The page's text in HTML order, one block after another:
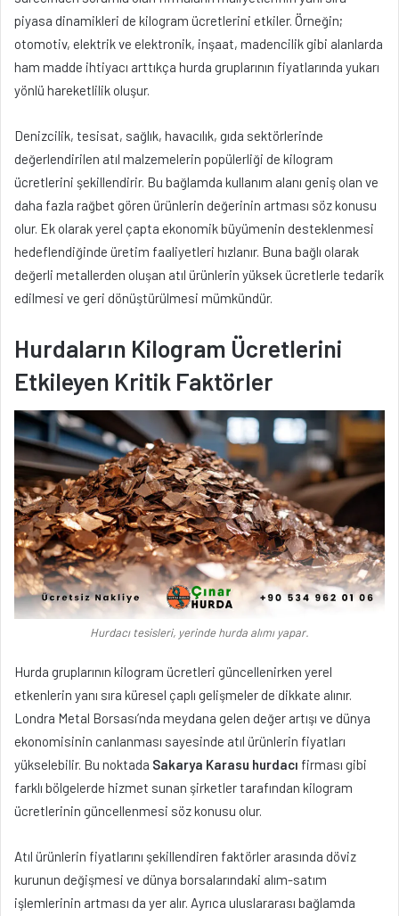
piyasa dinamikleri de kilogram ücretlerini etkiler. Örneğin;
otomotiv, elektrik ve elektronik, inşaat, madencilik gibi alanlarda
ham madde ihtiyacı arttıkça hurda gruplarının fiyatlarında yukarı
yönlü hareketlilik oluşur.
Denizcilik, tesisat, sağlık, havacılık, gıda sektörlerinde
değerlendirilen atıl malzemelerin popülerliği de kilogram
ücretlerini şekillendirir. Bu bağlamda kullanım alanı geniş olan ve
daha fazla rağbet gören ürünlerin değerinin artması söz konusu
olur. Ek olarak yerel çapta ekonomik büyümenin desteklenmesi
hedeflendiğinde üretim faaliyetleri hızlanır. Buna bağlı olarak
değerli metallerden oluşan atıl ürünlerin yüksek ücretlerle tedarik
edilmesi ve geri dönüştürülmesi mümkündür.
Hurdaların Kilogram Ücretlerini
Etkileyen Kritik Faktörler
Hurdacı tesisleri, yerinde hurda alımı yapar.
Hurda gruplarının kilogram ücretleri güncellenirken yerel
etkenlerin yanı sıra küresel çaplı gelişmeler de dikkate alınır.
Londra Metal Borsası’nda meydana gelen değer artışı ve dünya
ekonomisinin canlanması sayesinde atıl ürünlerin fiyatları
yükselebilir. Bu noktada Sakarya Karasu hurdacı firması gibi
farklı bölgelerde hizmet sunan şirketler tarafından kilogram
ücretlerinin güncellenmesi söz konusu olur.
Atıl ürünlerin fiyatlarını şekillendiren faktörler arasında döviz
kurunun değişmesi ve dünya borsalarındaki alım-satım
işlemlerinin artması da yer alır. Ayrıca uluslararası bağlamda